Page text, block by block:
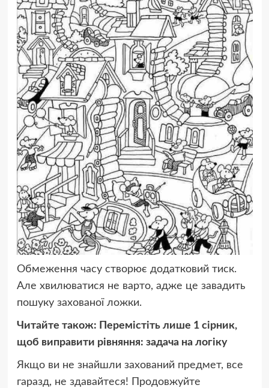
Обмеження часу створює додатковий тиск.
Але хвилюватися не варто, адже це завадить
пошуку захованої ложки.
Читайте також: Перемістіть лише 1 сірник,
щоб виправити рівняння: задача на логіку
Якщо ви не знайшли захований предмет, все
гаразд, не здавайтеся! Продовжуйте